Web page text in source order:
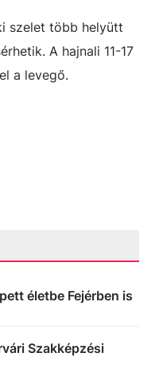
szelet több helyütt
A hajnali 11-17
a levegő.
életbe Fejérben is
Szakképzési